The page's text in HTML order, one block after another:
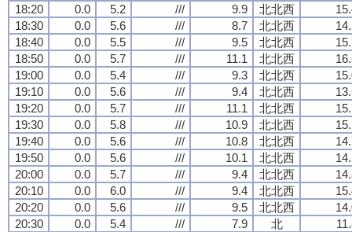
18:20
0.0 5.2 /// 9.9 北北西
18:30
0.0 5.6 /// 8.7 北北西
18:40
0.0 5.5 /// 9.5 北北西
18:50
0.0 5.7 /// 11.1 北北西
19:00
0.0 5.4 /// 9.3 北北西
19:10
0.0 5.6 /// 9.4 北北西
19:20
0.0 5.7 /// 11.1 北北西
19:30
0.0 5.8 /// 10.9 北北西
19:40
0.0 5.6 /// 10.8 北北西
19:50
0.0 5.6 /// 10.1 北北西
20:00
0.0 5.7 /// 9.4 北北西
20:10
0.0 6.0 /// 9.4 北北西
20:20
0.0 5.6 /// 9.5 北北西
20:30
0.0 5.4 /// 7.9 北